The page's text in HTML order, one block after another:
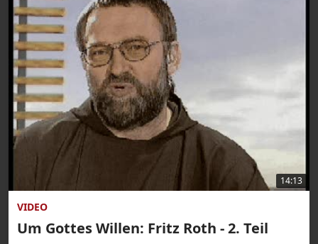
14:13
VIDEO
Um Gottes Willen: Fritz Roth - 2. Teil